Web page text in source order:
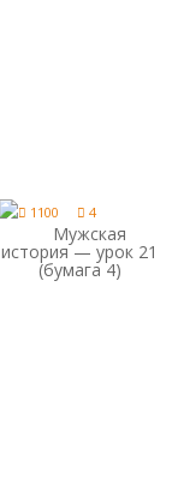
1100 4
Мужская
история — урок 21
(бумага 4)